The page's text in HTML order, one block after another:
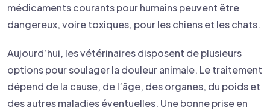
médicaments courants pour humains peuvent être
dangereux, voire toxiques, pour les chiens et les chats.
Aujourd’hui, les vétérinaires disposent de plusieurs
options pour soulager la douleur animale. Le traitement
dépend de la cause, de l’âge, des organes, du poids et
des autres maladies éventuelles. Une bonne prise en